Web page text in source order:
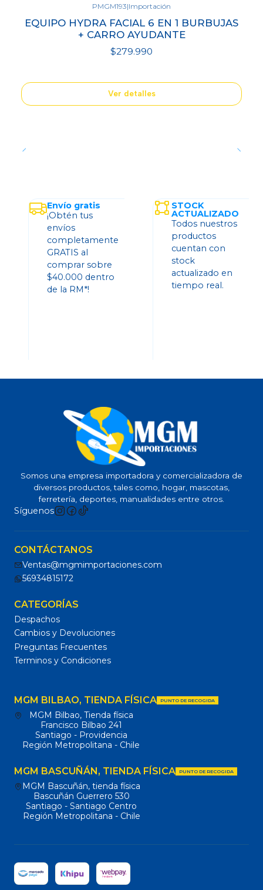
PMGM193|Importación
EQUIPO HYDRA FACIAL 6 EN 1 BURBUJAS
+ CARRO AYUDANTE
$279.990
Ver detalles
Envío gratis
¡Obtén tus
envíos
completamente
GRATIS al
comprar sobre
$40.000 dentro
de la RM*!
STOCK
ACTUALIZADO
Todos nuestros
productos
cuentan con
stock
actualizado en
tiempo real.
Somos una empresa importadora y comercializadora de
diversos productos, tales como, hogar, mascotas,
ferretería, deportes, manualidades entre otros.
Síguenos
CONTÁCTANOS
Ventas@mgmimportaciones.com
56934815172
CATEGORÍAS
Despachos
Cambios y Devoluciones
Preguntas Frecuentes
Terminos y Condiciones
MGM BILBAO, TIENDA FÍSICA PUNTO DE RECOGIDA
MGM Bilbao, Tienda física
Francisco Bilbao 241
Santiago - Providencia
Región Metropolitana - Chile
MGM BASCUÑÁN, TIENDA FÍSICA PUNTO DE RECOGIDA
MGM Bascuñán, tienda física
Bascuñán Guerrero 530
Santiago - Santiago Centro
Región Metropolitana - Chile